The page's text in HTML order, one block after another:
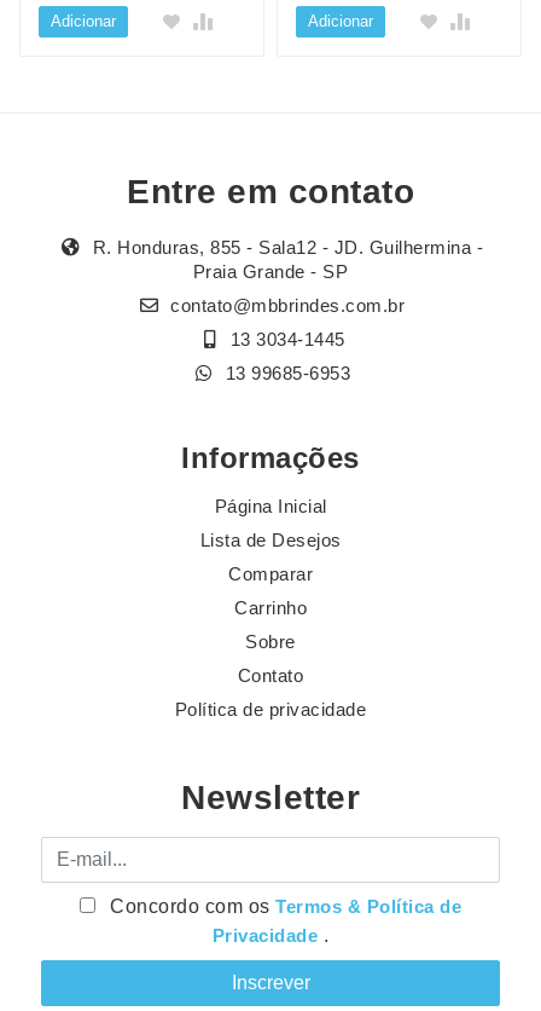
Adicionar Adicionar
Entre em contato
R. Honduras, 855 - Sala12 - JD. Guilhermina -
Praia Grande - SP
contato@mbbrindes.com.br
13 3034-1445
13 99685-6953
Informações
Página Inicial
Lista de Desejos
Comparar
Carrinho
Sobre
Contato
Política de privacidade
Newsletter
E-mail
Concordo com osTermos & Política de
Privacidade .